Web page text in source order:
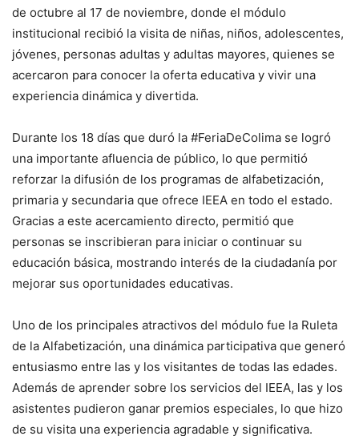
de octubre al 17 de noviembre, donde el módulo
institucional recibió la visita de niñas, niños, adolescentes,
jóvenes, personas adultas y adultas mayores, quienes se
acercaron para conocer la oferta educativa y vivir una
experiencia dinámica y divertida.
Durante los 18 días que duró la #FeriaDeColima se logró
una importante afluencia de público, lo que permitió
reforzar la difusión de los programas de alfabetización,
primaria y secundaria que ofrece IEEA en todo el estado.
Gracias a este acercamiento directo, permitió que
personas se inscribieran para iniciar o continuar su
educación básica, mostrando interés de la ciudadanía por
mejorar sus oportunidades educativas.
Uno de los principales atractivos del módulo fue la Ruleta
de la Alfabetización, una dinámica participativa que generó
entusiasmo entre las y los visitantes de todas las edades.
Además de aprender sobre los servicios del IEEA, las y los
asistentes pudieron ganar premios especiales, lo que hizo
de su visita una experiencia agradable y significativa.